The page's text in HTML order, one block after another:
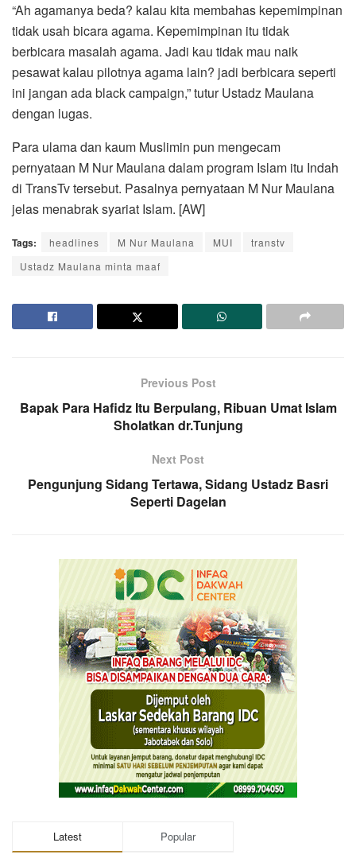
“Ah agamanya beda? kalau kita membahas kepemimpinan
tidak usah bicara agama. Kepemimpinan itu tidak
berbicara masalah agama. Jadi kau tidak mau naik
pesawat kalau pilotnya agama lain? jadi berbicara seperti
ini jangan ada black campaign,” tutur Ustadz Maulana
dengan lugas.
Para ulama dan kaum Muslimin pun mengecam
pernyataan M Nur Maulana dalam program Islam itu Indah
di TransTv tersebut. Pasalnya pernyataan M Nur Maulana
jelas menabrak syariat Islam. [AW]
Tags: headlines M Nur Maulana MUI
transtv
Ustadz Maulana minta maaf
Previous Post
Bapak Para Hafidz Itu Berpulang, Ribuan Umat Islam
Sholatkan dr.Tunjung
Next Post
Pengunjung Sidang Tertawa, Sidang Ustadz Basri
Seperti Dagelan
Latest Popular